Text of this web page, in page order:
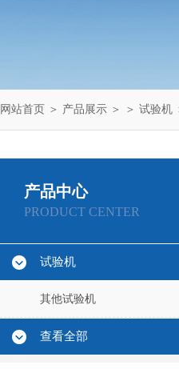
网站首页 ＞ 产品展示 ＞ ＞ 试验机
产品中心
PRODUCT CENTER
试验机
其他试验机
查看全部